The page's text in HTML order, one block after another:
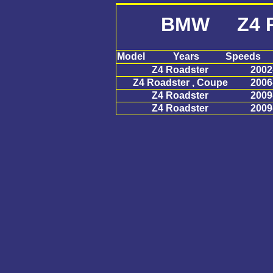
BMW Z4
Model Years
Speeds
Z4 Roadster
Z4 Roadster , Coupe
Z4 Roadster
Z4 Roadster